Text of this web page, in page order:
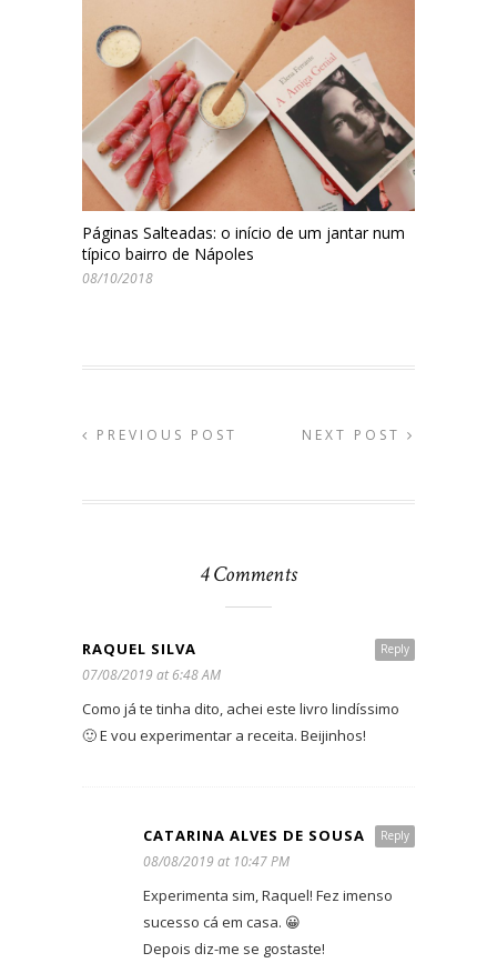
Páginas Salteadas: o início de um jantar num
típico bairro de Nápoles
08/10/2018
PREVIOUS POST NEXT POST
4 Comments
Reply
RAQUEL SILVA
07/08/2019 at 6:48 AM
Como já te tinha dito, achei este livro lindíssimo
🙂 E vou experimentar a receita. Beijinhos!
Reply
CATARINA ALVES DE SOUSA
08/08/2019 at 10:47 PM
Experimenta sim, Raquel! Fez imenso
sucesso cá em casa. 😀
Depois diz-me se gostaste!